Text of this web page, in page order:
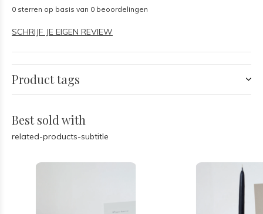
0 sterren op basis van 0 beoordelingen
SCHRIJF JE EIGEN REVIEW
Product tags
Best sold with
related-products-subtitle